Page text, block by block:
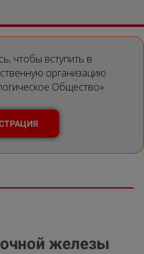
чтобы вступить в
организацию
Общество»
железы